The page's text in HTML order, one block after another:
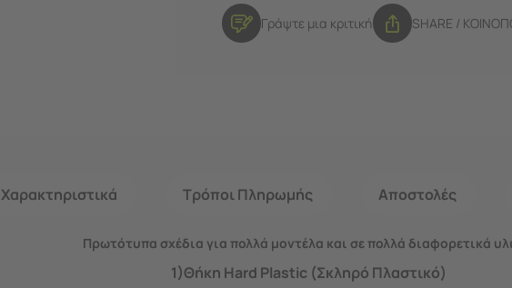
Γράψτε μια κριτική SHARE /
Χαρακτηριστικά Τρόποι Πληρωμής Αποστολές
Πρωτότυπα σχέδια για πολλά μοντέλα και σε πολλά διαφορετικά
1)Θήκη Hard Plastic (Σκληρό Πλαστικό)